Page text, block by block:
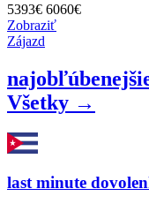
5393€ 6060€
Zobraziť
Zájazd
Všetky →
last minute